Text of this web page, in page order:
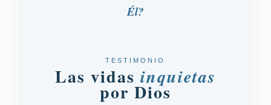
Él?
TESTIMONIO
Las vidas inquietas
por Dios